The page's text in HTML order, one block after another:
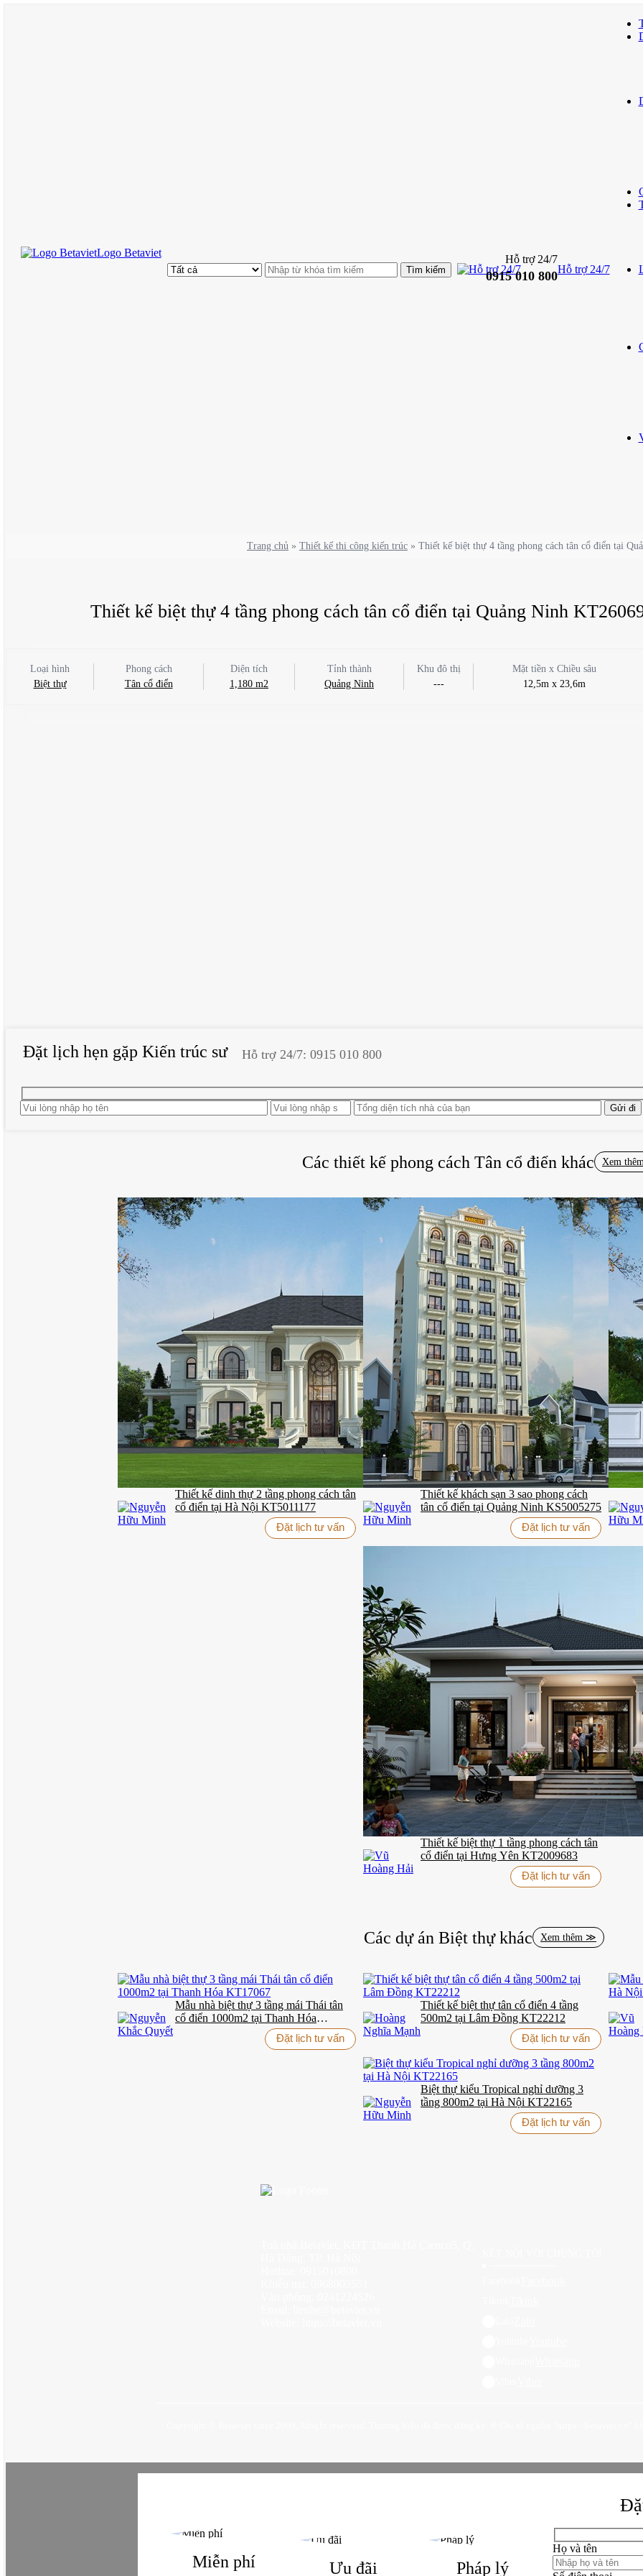
Logo Betaviet
Hỗ trợ 24/7
0915 010 800Hỗ trợ 24/7
Trang chủ » Thiết kế thi công kiến trúc » Thiết kế biệt thự 4 tầng phong cách tân cổ điển tại
Thiết kế biệt thự 4 tầng phong cách tân cổ điển tại Quảng Ninh
Loại hình
Biệt thự
Phong cách
Tân cổ điển
Diện tích
1,180 m2
Tỉnh thành
Quảng Ninh
Khu đô thị
---
Mặt tiền x Chiều sâu
12,5m x 23,6m
Đặt lịch hẹn gặp Kiến trúc sư Hỗ trợ 24/7: 0915 010 800
Các thiết kế phong cách Tân cổ điển khác Xem
Thiết kế dinh thự 2 tầng phong cách tân
cổ điển tại Hà Nội KT5011177
Đặt lịch tư vấn
Thiết kế khách sạn 3 sao phong cách
tân cổ điển tại Quảng Ninh KS5005275
Đặt lịch tư vấn
Thiết kế biệt thự 1 tầng phong cách tân
cổ điển tại Hưng Yên KT2009683
Đặt lịch tư vấn
Các dự án Biệt thựkhác Xem thêm ≫
Mẫu nhà biệt thự 3 tầng mái Thái tân
cổ điển 1000m2 tại Thanh Hóa
Đặt lịch tư vấn
Thiết kế biệt thự tân cổ điển 4 tầng
500m2 tại Lâm Đồng KT22212
Đặt lịch tư vấn
Biệt thự kiểu Tropical nghỉ dưỡng 3
tầng 800m2 tại Hà Nội KT22165
Đặt lịch tư vấn
Miễn phí Ưu đãi Pháp lý
Họ và tên